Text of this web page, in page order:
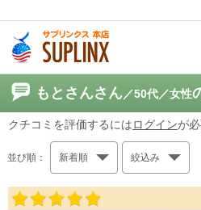
もとさんさん／50代／女性
クチコミを評価するにはログインが必
並び順： 新着順 絞込み